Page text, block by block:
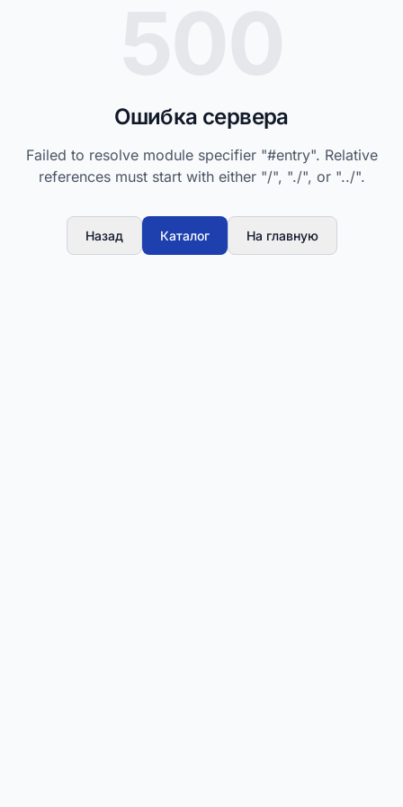
Ошибка сервера
Failed to resolve module specifier "#entry". Relative
references must start with either "/", "./", or "../".
Назад Каталог На главную